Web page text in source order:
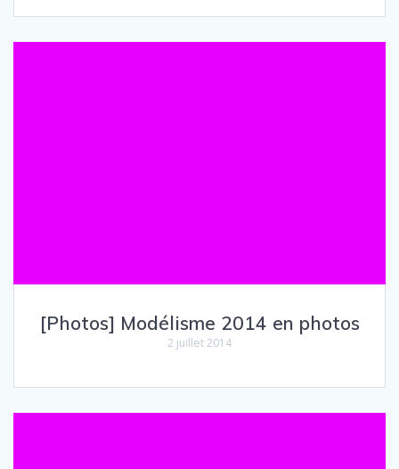
[Photos] Modélisme 2014 en photos
2 juillet 2014